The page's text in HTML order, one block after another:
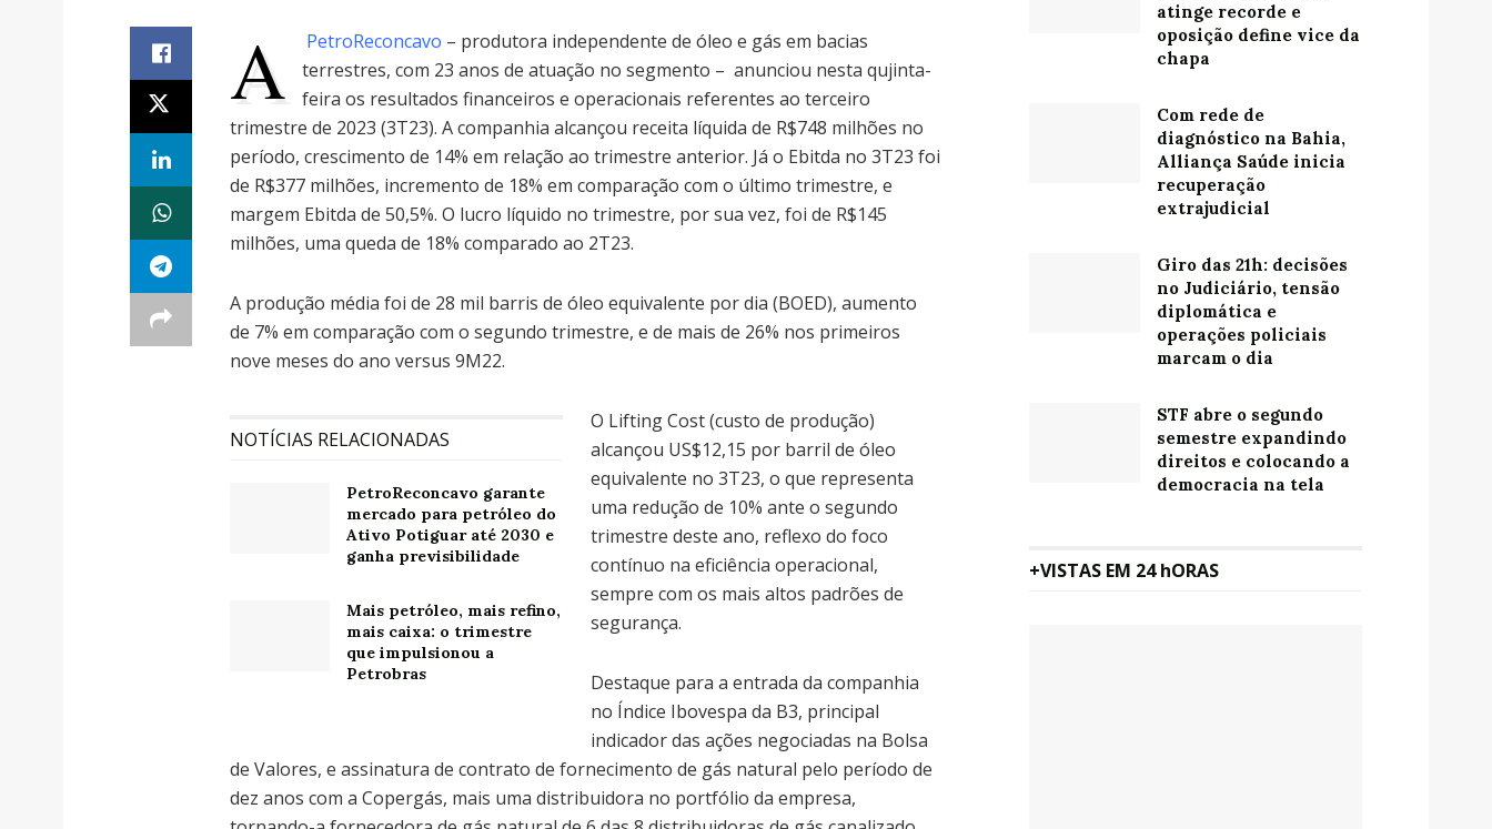
A PetroReconcavo – produtora independente de óleo e gás em bacias
terrestres, com 23 anos de atuação no segmento – anunciou nesta qujinta-
feira os resultados financeiros e operacionais referentes ao terceiro
trimestre de 2023 (3T23). A companhia alcançou receita líquida de R$748 milhões no
período, crescimento de 14% em relação ao trimestre anterior. Já o Ebitda no 3T23 foi
de R$377 milhões, incremento de 18% em comparação com o último trimestre, e
margem Ebitda de 50,5%. O lucro líquido no trimestre, por sua vez, foi de R$145
milhões, uma queda de 18% comparado ao 2T23.
A produção média foi de 28 mil barris de óleo equivalente por dia (BOED), aumento
de 7% em comparação com o segundo trimestre, e de mais de 26% nos primeiros
nove meses do ano versus 9M22.
NOTÍCIAS RELACIONADAS
PetroReconcavo garante
mercado para petróleo do
Ativo Potiguar até 2030 e
ganha previsibilidade
Mais petróleo, mais refino,
mais caixa: o trimestre
que impulsionou a
Petrobras
O Lifting Cost (custo de produção)
alcançou US$12,15 por barril de óleo
equivalente no 3T23, o que representa
uma redução de 10% ante o segundo
trimestre deste ano, reflexo do foco
contínuo na eficiência operacional,
sempre com os mais altos padrões de
segurança.
Destaque para a entrada da companhia
no Índice Ibovespa da B3, principal
indicador das ações negociadas na Bolsa
de Valores, e assinatura de contrato de fornecimento de gás natural pelo período de
dez anos com a Copergás, mais uma distribuidora no portfólio da empresa,
atinge recorde e
oposição define vice da
chapa
Com rede de
diagnóstico na Bahia,
Alliança Saúde inicia
recuperação
extrajudicial
Giro das 21h: decisões
no Judiciário, tensão
diplomática e
operações policiais
marcam o dia
STF abre o segundo
semestre expandindo
direitos e colocando a
democracia na tela
+VISTAS EM 24 hORAS